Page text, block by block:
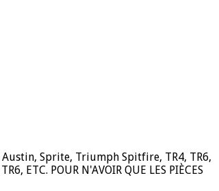
Austin, Sprite, Triumph Spitfire, TR4, TR6,
ETC. POUR N'AVOIR QUE LES PIÈCES